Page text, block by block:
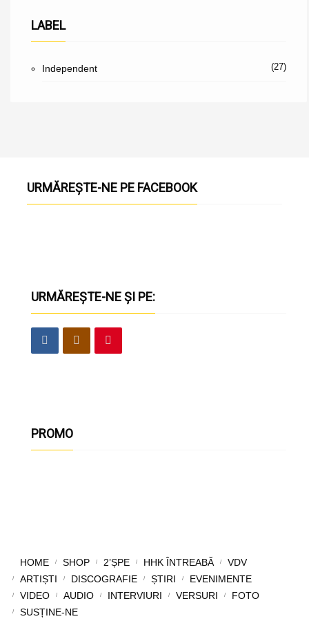
LABEL
Independent (27)
URMĂREȘTE-NE PE FACEBOOK
URMĂREȘTE-NE ȘI PE:
PROMO
HOME SHOP 2’ȘPE HHK ÎNTREABĂ
VDV
ARTIȘTI
DISCOGRAFIE ȘTIRI
EVENIMENTE
VIDEO
AUDIO INTERVIURI VERSURI
FOTO
SUSȚINE-NE